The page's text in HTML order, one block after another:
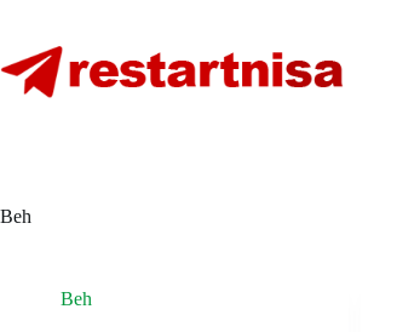
content
Beh
Beh